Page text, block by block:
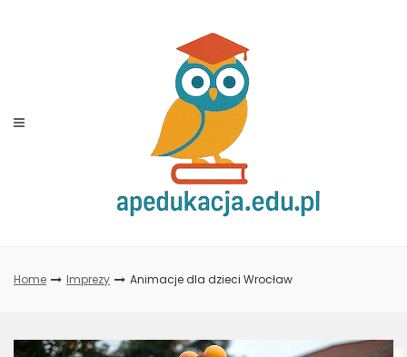
Home Imprezy Animacje dla dzieci Wrocław